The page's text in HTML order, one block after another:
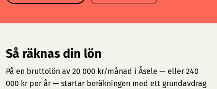
Så räknas din lön
På en bruttolön av 20 000 kr/månad i Åsele — eller 240
000 kr per år — startar beräkningen med ett grundavdrag